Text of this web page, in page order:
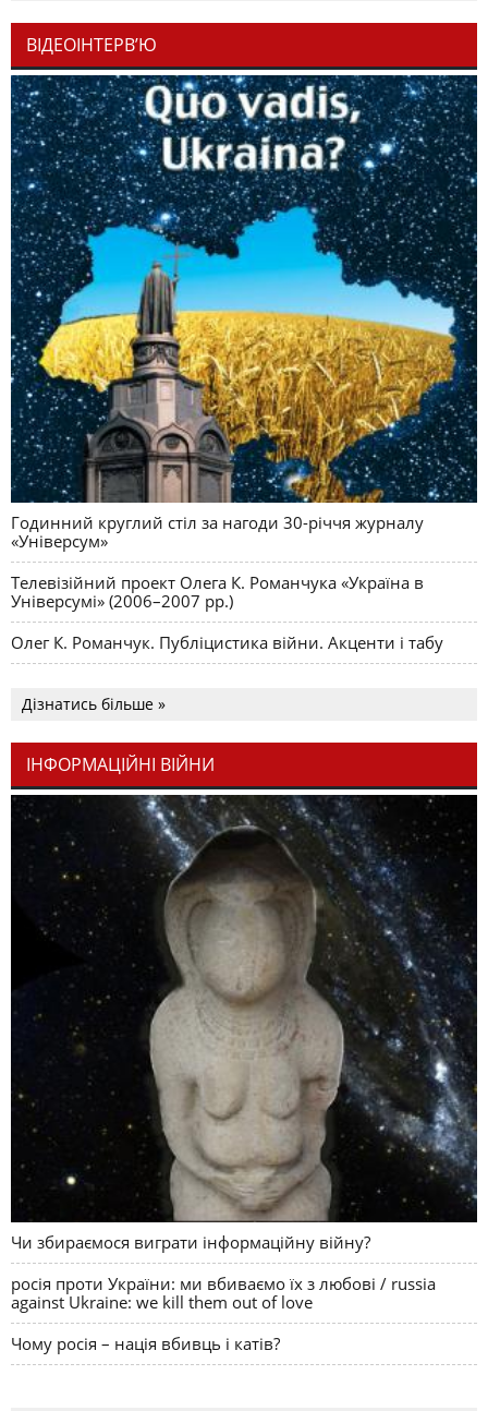
ВІДЕОІНТЕРВ’Ю
Годинний круглий стіл за нагоди 30-річчя журналу
«Універсум»
Телевізійний проект Олега К. Романчука «Україна в
Універсумі» (2006–2007 рр.)
Олег К. Романчук. Публіцистика війни. Акценти і табу
Дізнатись більше »
ІНФОРМАЦІЙНІ ВІЙНИ
Чи збираємося виграти інформаційну війну?
росія проти України: ми вбиваємо їх з любові / russia
against Ukraine: we kill them out of love
Чому росія – нація вбивць і катів?